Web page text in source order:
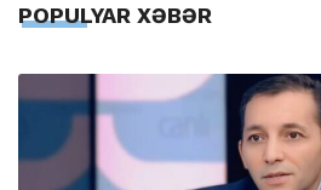
POPULYAR XƏBƏR